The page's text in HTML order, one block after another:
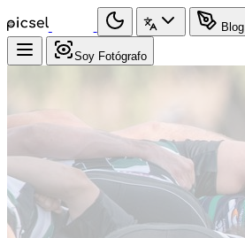
Blog
Soy Fotógrafo